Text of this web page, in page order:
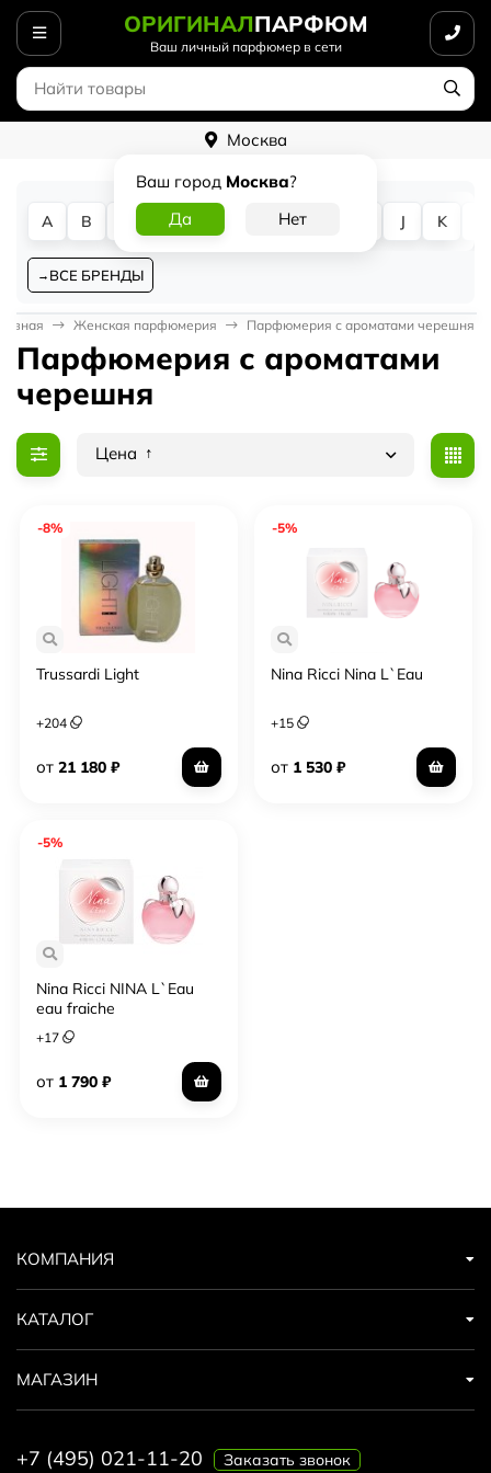
ОРИГИНАЛПАРФЮМ
Ваш личный парфюмер в сети
Москва
Ваш город Москва?
A B D G J K
ВСЕ БРЕНДЫ
Женская парфюмерия Парфюмерия с ароматами черешня
Парфюмерия с ароматами
черешня
Цена
-8%
Trussardi Light
+204
от 21 180 ₽
-5%
Nina Ricci Nina L`Eau
+15
от 1 530 ₽
-5%
Nina Ricci NINA L`Eau
eau fraiche
+17
от 1 790 ₽
КОМПАНИЯ
КАТАЛОГ
МАГАЗИН
+7 (495) 021-11-20 Заказать звонок